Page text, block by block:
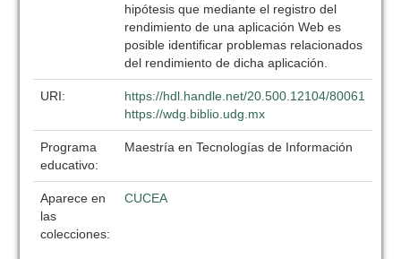
hipótesis que mediante el registro del
rendimiento de una aplicación Web es
posible identificar problemas relacionados
del rendimiento de dicha aplicación.
URI:
https://hdl.handle.net/20.500.12104/80061
https://wdg.biblio.udg.mx
Programa
educativo:
Maestría en Tecnologías de Información
Aparece en
las
colecciones:
CUCEA